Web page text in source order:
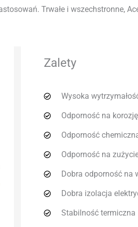
Trwałe i wszechstronne,
Zalety
Wysoka
Odporność na korozję
Odporność
Odporność na
Dobra odporność na
Dobra izolacja
Stabilność termiczna